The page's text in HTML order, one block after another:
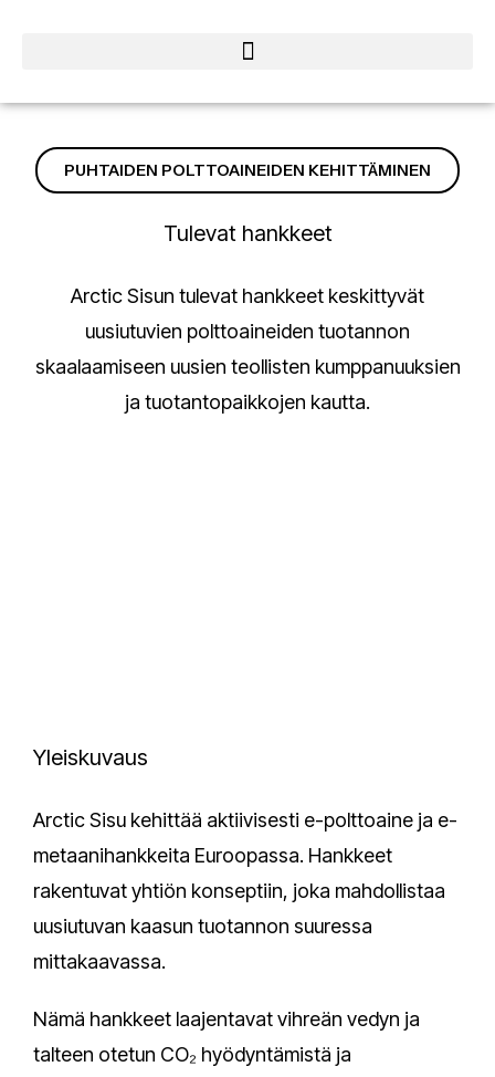
PUHTAIDEN POLTTOAINEIDEN KEHITTÄMINEN
Tulevat hankkeet
Arctic Sisun tulevat hankkeet keskittyvät
uusiutuvien polttoaineiden tuotannon
skaalaamiseen uusien teollisten kumppanuuksien
ja tuotantopaikkojen kautta.
Yleiskuvaus
Arctic Sisu kehittää aktiivisesti e-polttoaine ja e-
metaanihankkeita Euroopassa. Hankkeet
rakentuvat yhtiön konseptiin, joka mahdollistaa
uusiutuvan kaasun tuotannon suuressa
mittakaavassa.
Nämä hankkeet laajentavat vihreän vedyn ja
talteen otetun CO₂ hyödyntämistä ja